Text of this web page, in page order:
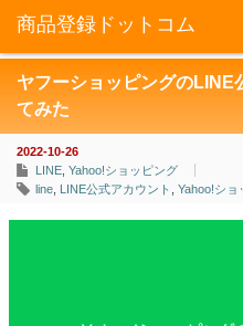
ヤフーショッピングのLINE
てみた
2022-10-26
LINE Yahoo!ショッピング
line LINE公式アカウント Yahoo!ショ